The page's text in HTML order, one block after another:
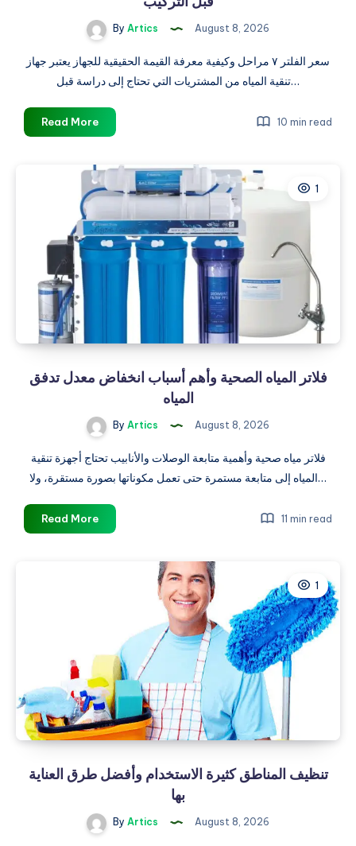
By Artics August 8, 2026
سعر الفلتر ٧ مراحل وكيفية معرفة القيمة الحقيقية للجهاز يعتبر جهاز
تنقية المياه من المشتريات التي تحتاج إلى دراسة قبل…
Read Moreفلاتر
المياه
وأهم
التفاصيل
يجب
مراجعتها
قبل
التركيب
10 min read
1
فلاتر المياه الصحية وأهم أسباب انخفاض معدل تدفق
المياه
By Artics August 8, 2026
فلاتر مياه صحية وأهمية متابعة الوصلات والأنابيب تحتاج أجهزة تنقية
المياه إلى متابعة مستمرة حتى تعمل مكوناتها بصورة مستقرة، ولا…
Read Moreفلاتر
المياه
المياه
11 min read
1
تنظيف المناطق كثيرة الاستخدام وأفضل طرق العناية
بها
By Artics August 8, 2026